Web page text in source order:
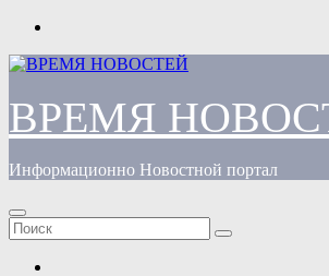
Перейти
содержимому
ВРЕМЯ
Информационно Новостной портал